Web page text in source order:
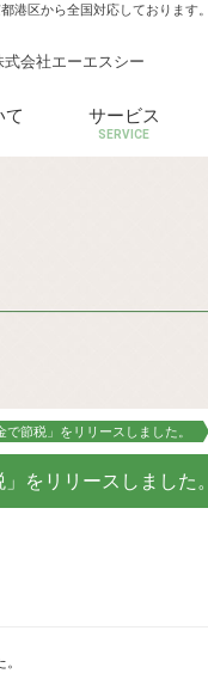
都港区から全国対応しております。
会社エーエスシー
て サービス
SERVICE
節税」をリリースしました。
をリリースしました。